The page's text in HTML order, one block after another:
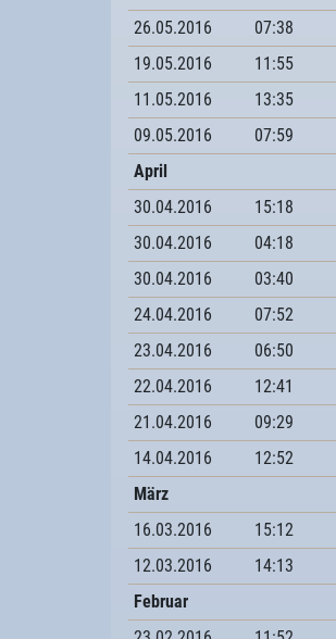
26.05.2016
07:38
19.05.2016
11:55
11.05.2016
13:35
09.05.2016
07:59
April
30.04.2016
15:18
30.04.2016
04:18
30.04.2016
03:40
24.04.2016
07:52
23.04.2016
06:50
22.04.2016
12:41
21.04.2016
09:29
14.04.2016
12:52
März
16.03.2016
15:12
12.03.2016
14:13
Februar